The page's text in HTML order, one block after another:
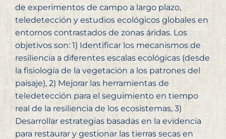
de experimentos de campo a largo plazo,
teledetección y estudios ecológicos globales en
entornos contrastados de zonas áridas. Los
objetivos son: 1) Identificar los mecanismos de
resiliencia a diferentes escalas ecológicas (desde
la fisiología de la vegetación a los patrones del
paisaje), 2) Mejorar las herramientas de
teledetección para el seguimiento en tiempo
real de la resiliencia de los ecosistemas, 3)
Desarrollar estrategias basadas en la evidencia
para restaurar y gestionar las tierras secas en